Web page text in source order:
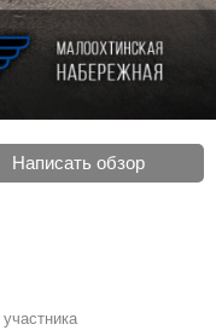
Написать обзор